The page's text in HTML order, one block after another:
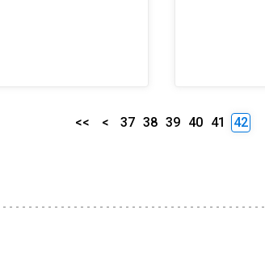
<< < 37 38 39 40 41 42